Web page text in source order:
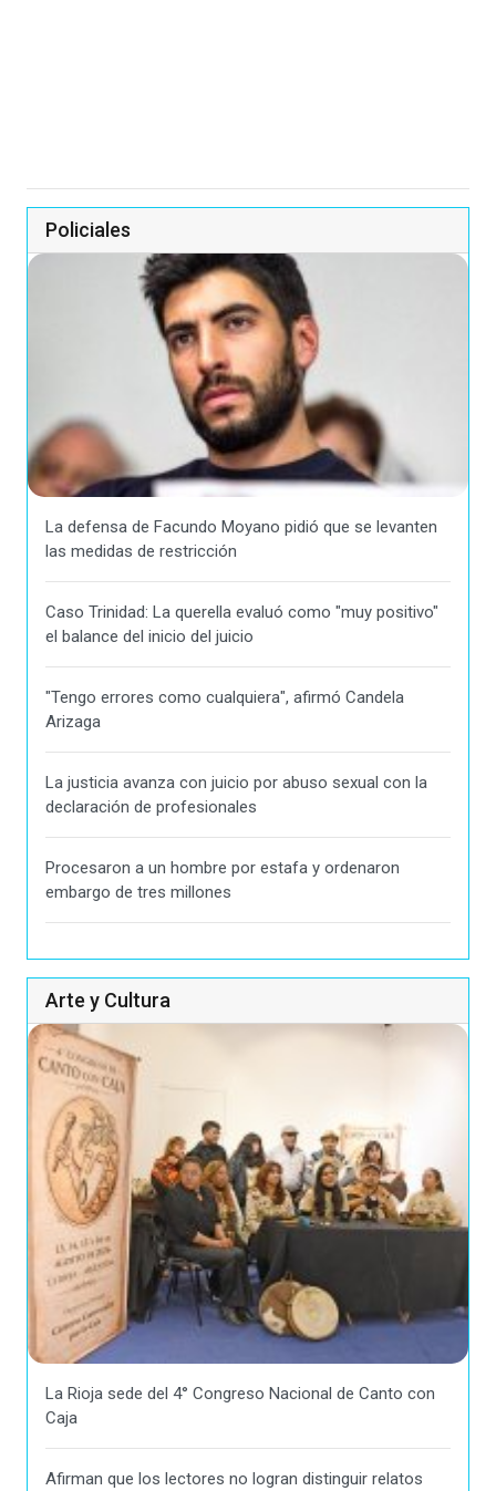
Policiales
La defensa de Facundo Moyano pidió que se levanten
las medidas de restricción
Caso Trinidad: La querella evaluó como "muy positivo"
el balance del inicio del juicio
"Tengo errores como cualquiera", afirmó Candela
Arizaga
La justicia avanza con juicio por abuso sexual con la
declaración de profesionales
Procesaron a un hombre por estafa y ordenaron
embargo de tres millones
Arte y Cultura
La Rioja sede del 4° Congreso Nacional de Canto con
Caja
Afirman que los lectores no logran distinguir relatos